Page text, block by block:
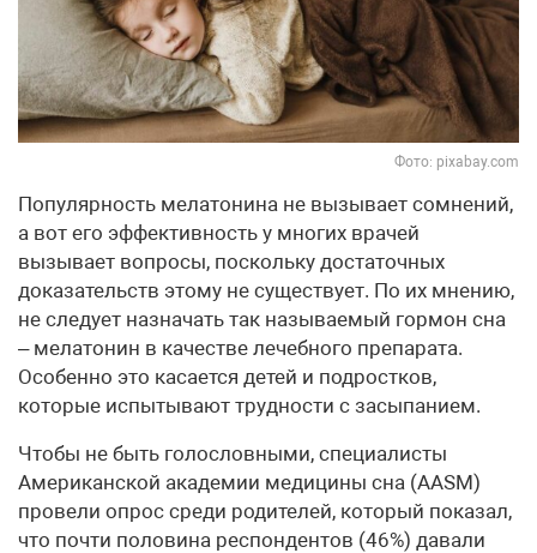
Фото: pixabay.com
Популярность мелатонина не вызывает сомнений,
а вот его эффективность у многих врачей
вызывает вопросы, поскольку достаточных
доказательств этому не существует. По их мнению,
не следует назначать так называемый гормон сна
– мелатонин в качестве лечебного препарата.
Особенно это касается детей и подростков,
которые испытывают трудности с засыпанием.
Чтобы не быть голословными, специалисты
Американской академии медицины сна (AASM)
провели опрос среди родителей, который показал,
что почти половина респондентов (46%) давали